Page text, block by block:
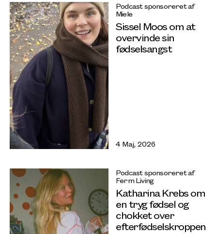
Podcast sponsoreret af
Miele
Sissel Moos om at
overvinde sin
fødselsangst
4 Maj, 2026
Podcast sponsoreret af
Ferm Living
Katharina Krebs om
en tryg fødsel og
chokket over
efterfødselskroppen